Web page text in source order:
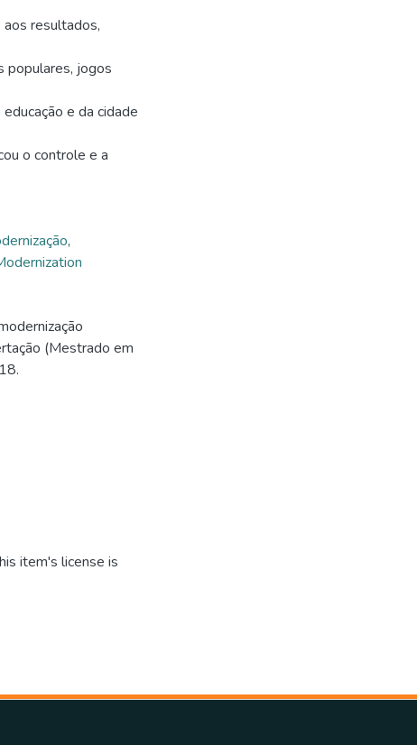
resultados,
populares, jogos
e da cidade
o controle e a
,
(Mestrado em
item's license is